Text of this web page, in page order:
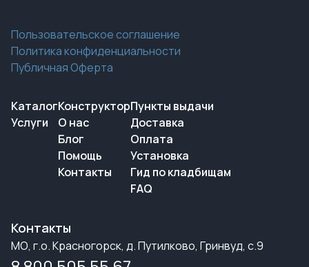
Пользовательское соглашение
Политика конфиденциальности
Публичная Оферта
Каталог
Услуги
Конструктор
О нас
Блог
Помощь
Контакты
Пункты выдачи
Доставка
Оплата
Установка
Гид по кладбищам
FAQ
Контакты
МО, г.о. Красногорск, д. Путилково, Гринвуд, с.9